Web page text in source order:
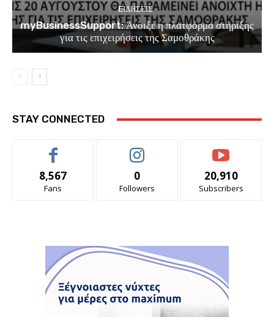
EΙΔΗΣΕΙΣ
myBusinessSupport: Άνοιξε η πλατφόρμα στήριξης
για τις επιχειρήσεις της Σαμοθράκης
STAY CONNECTED
8,567
Fans
0
Followers
20,910
Subscribers